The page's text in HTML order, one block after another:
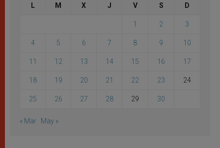
L M X J V S D
1 2 3
4 5 6 7 8 9 10
11 12 13 14 15 16 17
18 19 20 21 22 23 24
25 26 27 28 29 30
« Mar May »